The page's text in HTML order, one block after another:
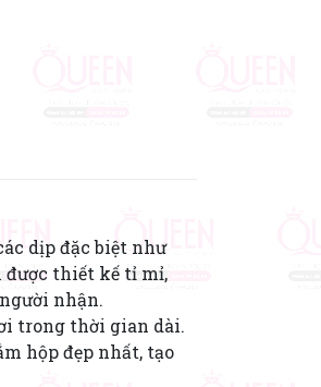
dịp đặc biệt như
được thiết kế tỉ mỉ,
nhận.
trong thời gian dài.
hộp đẹp nhất, tạo